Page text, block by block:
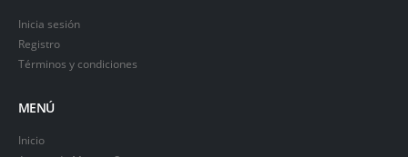
Inicia sesión
Registro
Términos y condiciones
MENÚ
Inicio